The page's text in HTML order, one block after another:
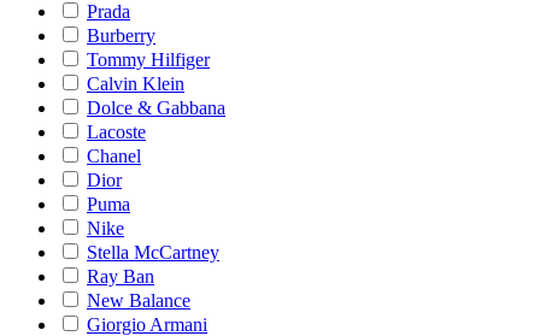
Prada
Burberry
Tommy Hilfiger
Calvin Klein
Dolce & Gabbana
Lacoste
Chanel
Dior
Puma
Nike
Stella McCartney
Ray Ban
New Balance
Giorgio Armani